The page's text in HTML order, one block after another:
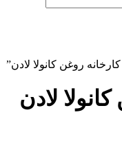
روغن کانولا لادن”
لادن